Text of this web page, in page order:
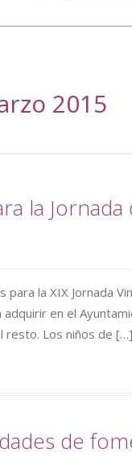
2015
la
la XIX Jornada
en el
resto. Los niños de […]
de